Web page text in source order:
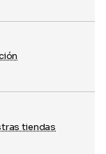
tiendas